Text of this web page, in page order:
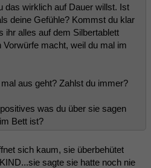
das wirklich auf Dauer willst. Ist
deine Gefühle? Kommst du klar
ihr alles auf dem Silbertablett
macht, weil du mal im
aus geht? Zahlst du immer?
was du über sie sagen
Bett ist?
sich kaum, sie überbehütet
sagte sie hatte noch nie